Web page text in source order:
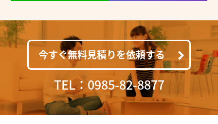
今すぐ無料見積りを依頼する
TEL：0985-82-8877